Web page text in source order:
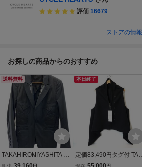
評価 16679
ストアの情報
お探しの商品からのおすすめ
送料無料
TAKAHIROMIYASHITA Th
eSoloist.◆テーラードジ
即決 円
本日終了
定価83,490円タグ付 TAK
AHIRO MIYASHITA The S
現在 円